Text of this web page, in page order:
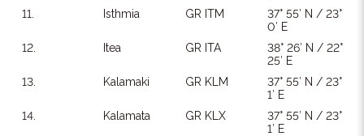
11.
Isthmia GR ITM
37° 55′ N / 23°
0′ E
12.
Itea GR ITA
38° 26′ N / 22°
25′ E
13.
Kalamaki GR KLM
37° 55′ N / 23°
1′ E
14.
Kalamata GR KLX
37° 55′ N / 23°
1′ E